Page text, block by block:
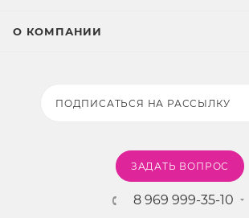
О КОМПАНИИ
ПОДПИСАТЬСЯ НА РАССЫЛКУ
ЗАДАТЬ ВОПРОС
8 969 999-35-10